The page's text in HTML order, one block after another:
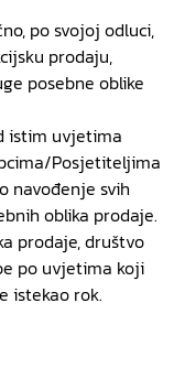
po svojoj odluci,
prodaju,
posebne oblike
istim uvjetima
Posjetiteljima
navođenje svih
oblika prodaje.
prodaje, društvo
po uvjetima koji
istekao rok.